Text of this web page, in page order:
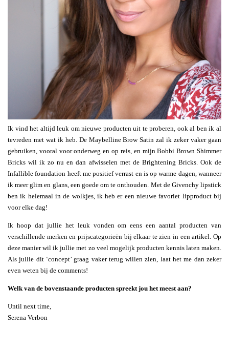
Ik vind het altijd leuk om nieuwe producten uit te proberen, ook al ben ik al
tevreden met wat ik heb. De Maybelline Brow Satin zal ik zeker vaker gaan
gebruiken, vooral voor onderweg en op reis, en mijn Bobbi Brown Shimmer
Bricks wil ik zo nu en dan afwisselen met de Brightening Bricks. Ook de
Infallible foundation heeft me positief verrast en is op warme dagen, wanneer
ik meer glim en glans, een goede om te onthouden. Met de Givenchy lipstick
ben ik helemaal in de wolkjes, ik heb er een nieuwe favoriet lipproduct bij
voor elke dag!
Ik hoop dat jullie het leuk vonden om eens een aantal producten van
verschillende merken en prijscategorieën bij elkaar te zien in een artikel. Op
deze manier wil ik jullie met zo veel mogelijk producten kennis laten maken.
Als jullie dit ‘concept’ graag vaker terug willen zien, laat het me dan zeker
even weten bij de comments!
Welk van de bovenstaande producten spreekt jou het meest aan?
Until next time,
Serena Verbon